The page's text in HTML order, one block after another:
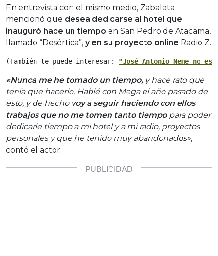
En entrevista con el mismo medio, Zabaleta
mencionó que desea dedicarse al hotel que
inauguró hace un tiempo en San Pedro de Atacama,
llamado “Desértica”, y en su proyecto online Radio Z.
(También te puede interesar: "José Antonio Neme no
«Nunca me he tomado un tiempo, y hace rato que
tenía que hacerlo. Hablé con Mega el año pasado de
esto, y de hechovoy a seguir haciendo con ellos
trabajos que no me tomen tanto tiempopara poder
dedicarle tiempo a mi hotel y a mi radio, proyectos
personales y que he tenido muy abandonados»,
contó el actor.